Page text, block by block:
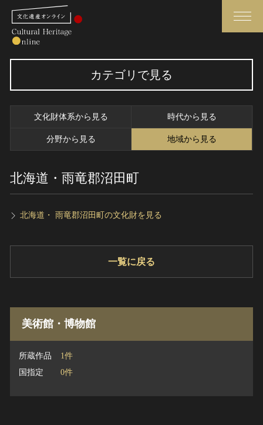
さらに詳細検索
トップ
作品一覧
カテゴリで見る
無形文化遺産
動画で見る無形の文化財
媒体資料・関連記事等
博物館、美術館の皆さまへ
文化庁よりご挨拶
関連サイトリンク
カテゴリで見る
文化財体系から見る 時代から見る
分野から見る 地域から見る
北海道・雨竜郡沼田町
北海道・ 雨竜郡沼田町の文化財を見る
一覧に戻る
美術館・博物館
所蔵作品
1件
国指定
0件